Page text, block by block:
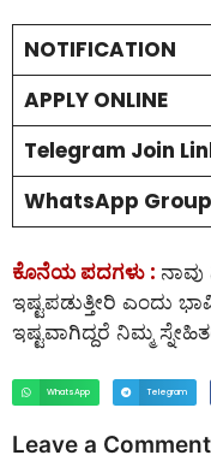
NOTIFICATION
APPLY ONLINE
Telegram Join
WhatsApp
ಕೊನೆಯ ಪದಗಳು :
ಇಷ್ಟಪಡುತ್ತೀರಿ ಎಂದು
ಇಷ್ಟವಾಗಿದ್ದರೆ ನಿಮ್ಮ
WhatsApp Telegram
Leave a Comment